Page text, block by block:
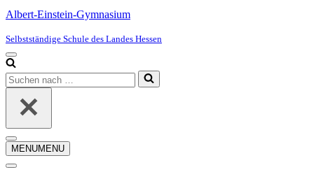
Albert-Einstein-Gymnasium
Selbstständige Schule des Landes Hessen
Navigationsmenü
Suchen
nach …
Navigationsmenü
MENUMENU